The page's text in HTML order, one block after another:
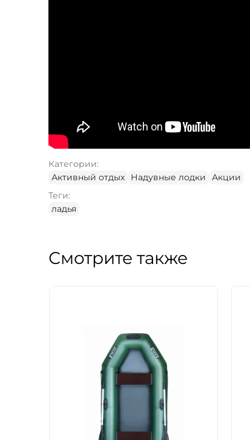
Категории:
Активный отдых
Надувные лодки
Акции
Теги:
ладья
Смотрите также